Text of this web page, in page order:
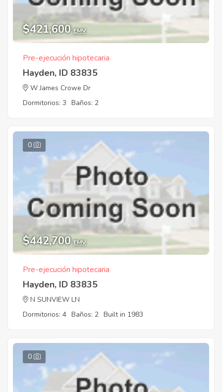
$421,600 EMV
Pre-ejecución hipotecaria
Hayden, ID 83835
W James Crowe Dr
Dormitorios: 3 Baños: 2
0
$442,700 EMV
Pre-ejecución hipotecaria
Hayden, ID 83835
N SUNVIEW LN
Dormitorios: 4 Baños: 2 Built in 1983
0